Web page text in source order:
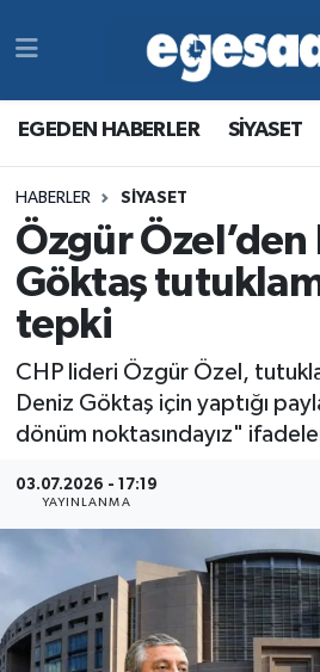
EGEDEN HABERLER SİYASET
HABERLER SİYASET
Özgür Özel’den
Göktaş
tepki
CHP lideri Özgür Özel,
Deniz Göktaş için yaptığı
dönüm noktasındayız"
03.07.2026 - 17:19
YAYINLANMA
MAGAZİN
RESMİ REKLAMLAR
YAŞAM
MAGAZİN
RESMİ REKLAMLAR
Süper Lig Puan Durumu ve
Tüm Manşetler
Son Dakika Haberleri
Haber Arşivi